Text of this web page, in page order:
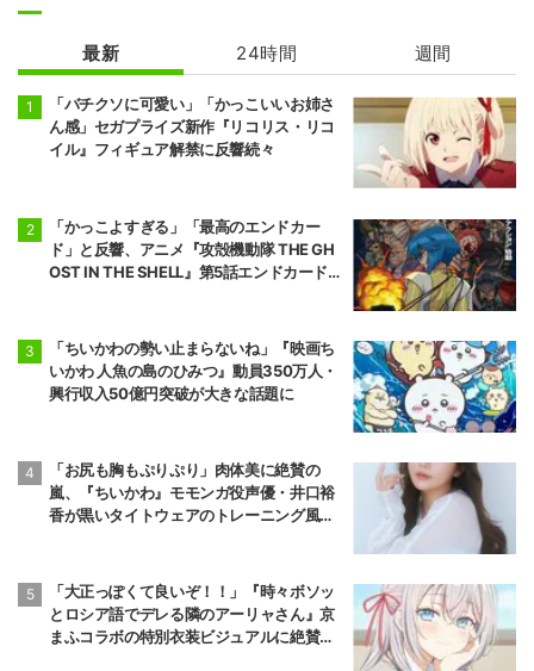
れた生まれから
最強の力を得る
最新 24時間 週間
「バチクソに可愛い」「かっこいいお姉さ
ん感」セガプライズ新作『リコリス・リコ
イル』フィギュア解禁に反響続々
「かっこよすぎる」「最高のエンドカー
ド」と反響、アニメ『攻殻機動隊 THE GH
OST IN THE SHELL』第5話エンドカード公
「ちいかわの勢い止まらないね」『映画ち
いかわ 人魚の島のひみつ』動員350万人・
興行収入50億円突破が大きな話題に
「お尻も胸もぷりぷり」肉体美に絶賛の
嵐、『ちいかわ』モモンガ役声優・井口裕
香が黒いタイトウェアのトレーニング風景
「大正っぽくて良いぞ！！」『時々ボソッ
とロシア語でデレる隣のアーリャさん』京
まふコラボの特別衣装ビジュアルに絶賛の